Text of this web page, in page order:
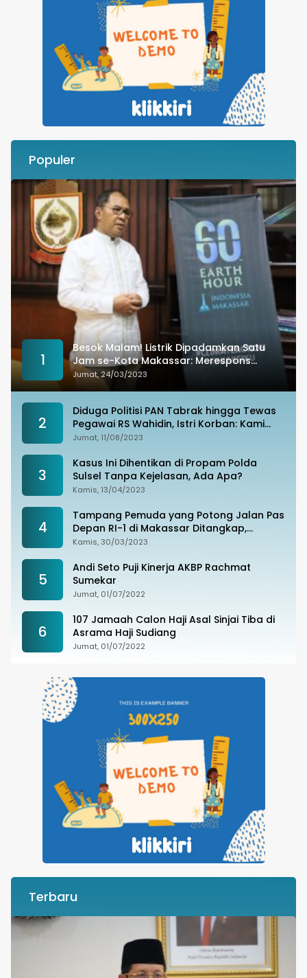
Populer
1
Besok Malam! Listrik Dipadamkan Satu
Jam se-Kota Makassar: Merespons
Perubahan Iklim
Jumat, 24/03/2023
2
Diduga Politisi PAN Tabrak hingga Tewas
Pegawai RS Wahidin, Istri Korban: Kami
Tak Terima
Jumat, 11/08/2023
3
Kasus Ini Dihentikan di Propam Polda
Sulsel Tanpa Kejelasan, Ada Apa?
Kamis, 13/04/2023
4
Tampang Pemuda yang Potong Jalan Pas
Depan RI-1 di Makassar Ditangkap,
Ternyata Joki Balapan Liar
Kamis, 30/03/2023
5
Andi Seto Puji Kinerja AKBP Rachmat
Sumekar
Jumat, 01/07/2022
6
107 Jamaah Calon Haji Asal Sinjai Tiba di
Asrama Haji Sudiang
Jumat, 01/07/2022
Terbaru